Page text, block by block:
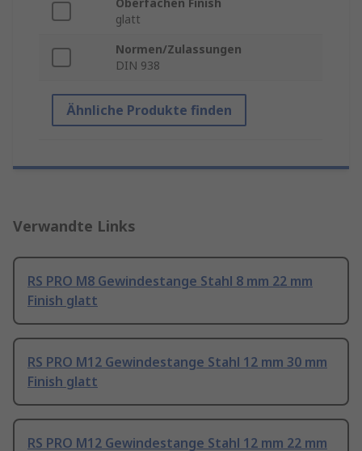
Oberfächen Finish
glatt
Normen/Zulassungen
DIN 938
Ähnliche Produkte finden
Verwandte Links
RS PRO M8 Gewindestange Stahl 8 mm 22 mm
Finish glatt
RS PRO M12 Gewindestange Stahl 12 mm 30 mm
Finish glatt
RS PRO M12 Gewindestange Stahl 12 mm 22 mm